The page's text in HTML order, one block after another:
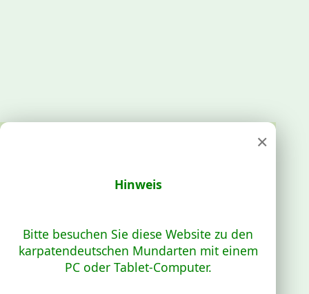
×
Hinweis
Bitte besuchen Sie diese Website zu den
karpatendeutschen Mundarten mit einem
PC oder Tablet-Computer.